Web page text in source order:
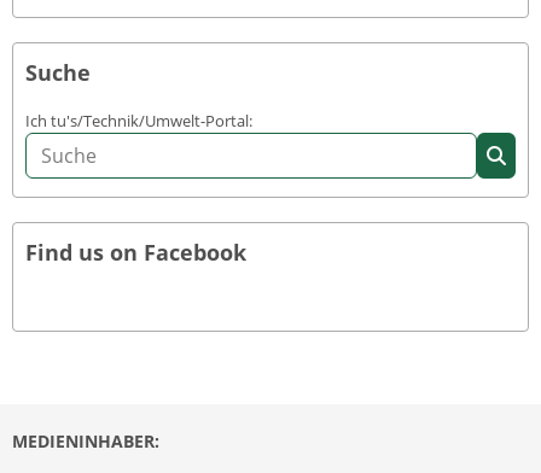
Suche
Ich tu's/Technik/Umwelt-Portal:
Find us on Facebook
MEDIENINHABER: